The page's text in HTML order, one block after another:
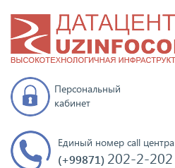
Персональный
кабинет
Единый номер call центра
(+99871) 202-2-202